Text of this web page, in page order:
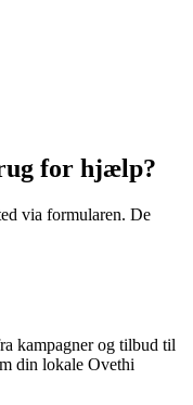
for hjælp?
via formularen. De
kampagner og tilbud til
din lokale Ovethi